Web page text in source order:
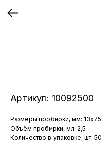
Артикул: 10092500
Размеры пробирки, мм: 13x75
Объём пробирки, мл: 2,5
Количество в упаковке, шт: 50